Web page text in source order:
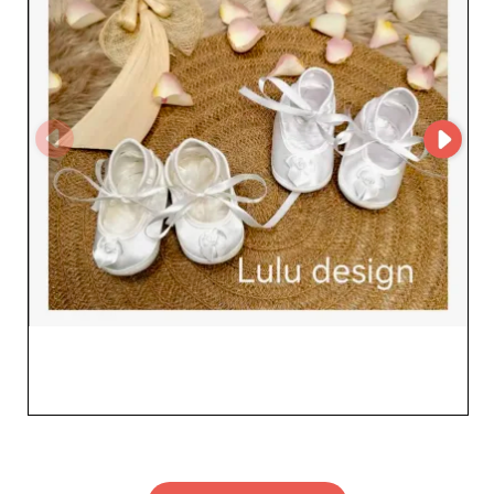
özeni yansıtır ve hedef kitlenizin tüm segmentlerine
hitap eder. Lulu, toptan alıcılar için cazip marjlar ve
yüksek hacim indirimleri gibi rekabetçi avantajlar da
sunar; böylece kârı en üst düzeye çıkarırken müşteri
memnuniyetini artırabilirsiniz. Lulu’yi seçmek, B2B
profesyonellerinin gereksinimlerini karşılamak için
kaliteyi, hizmeti ve teknolojiyi birleştiren güvenilir bir
ortak seçmek demektir. Çocuk giyimde bir liderle
çalışmanın avantajlarından yararlanın ve başarınız için
tercih ettiğiniz müttefikiniz Lulu ile işletmenizi yeni
zirvelere taşıyın.